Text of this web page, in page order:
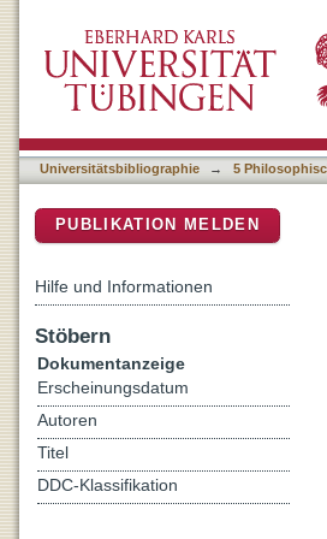
Universitätsbibliographie → 5
PUBLIKATION MELDEN
Hilfe und Informationen
Stöbern
Dokumentanzeige
Erscheinungsdatum
Autoren
Titel
DDC-Klassifikation